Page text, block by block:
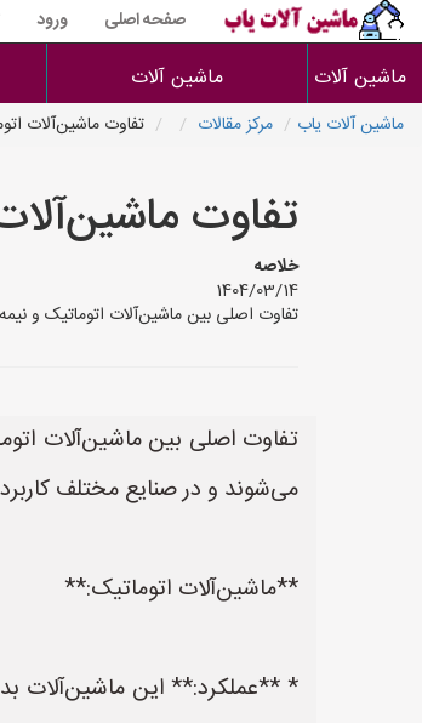
صفحه اصلی ورود
ماشین آلات ماشین آلات
ماشین آلات یاب مرکز مقالات تفاوت ماشین‌آلات
تفاوت
خلاصه
1404/03/14
تفاوت اصلی بین ماشین‌آلات اتوماتیک و
تفاوت اصلی بین ماشین‌آلات
می‌شوند و در صنایع مختلف
**ماشین‌آلات اتوماتیک:**
* **عملکرد:** این ماشین‌آلات